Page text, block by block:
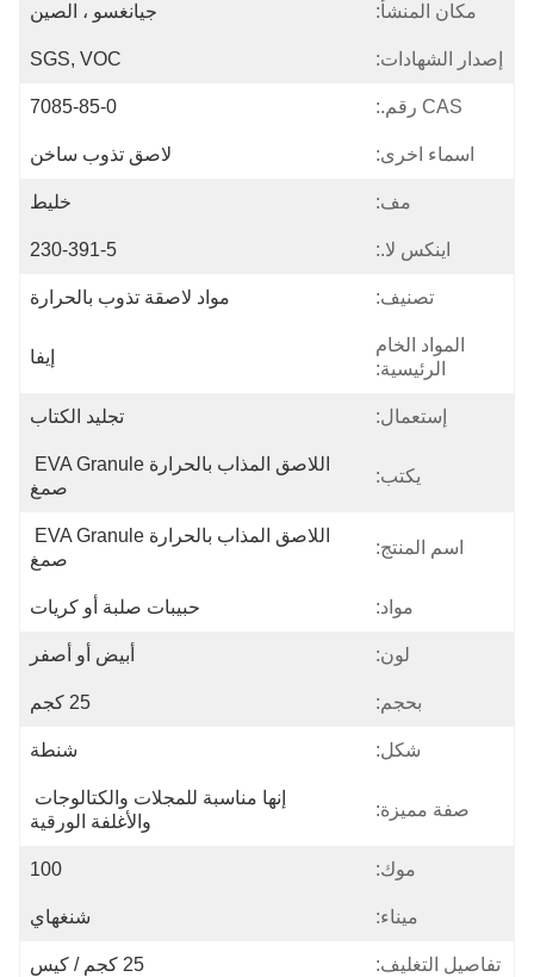
مكان المنشأ: جيانغسو ، الصين
إصدار الشهادات: SGS, VOC
CAS رقم.: 7085-85-0
اسماء اخرى: لاصق تذوب ساخن
مف: خليط
اينكس لا.: 230-391-5
تصنيف: مواد لاصقة تذوب بالحرارة
المواد الخام
الرئيسية:
إيفا
إستعمال: تجليد الكتاب
يكتب:
اللاصق المذاب بالحرارة EVA Granule
صمغ
اسم المنتج:
اللاصق المذاب بالحرارة EVA Granule
صمغ
مواد: حبيبات صلبة أو كريات
لون: أبيض أو أصفر
بحجم: 25 كجم
شكل: شنطة
صفة مميزة:
إنها مناسبة للمجلات والكتالوجات
والأغلفة الورقية
موك: 100
ميناء: شنغهاي
تفاصيل التغليف: 25 كجم / كيس